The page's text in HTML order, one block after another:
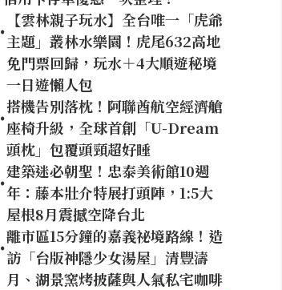
. 【雲林親子玩水】全台唯一「虎爺
主題」叢林水樂園！虎尾632高地
免門票回歸，玩水＋4大順遊秘境
一日遊懶人包
.搭機告別落枕！阿聯酋航空經濟艙
座椅升級，全球首創「U-Dream
頭枕」包覆頭頸超好睡
.建築迷必朝聖！忠泰美術館10週
年：藤本壯介特展打頭陣，1:5大
屋根8月震撼空降台北
.離市區15分鐘的嘉義祕境路線！造
訪「台版神隱少女湯屋」清豐濤
月、湖景窯烤披薩與人氣私宅咖啡